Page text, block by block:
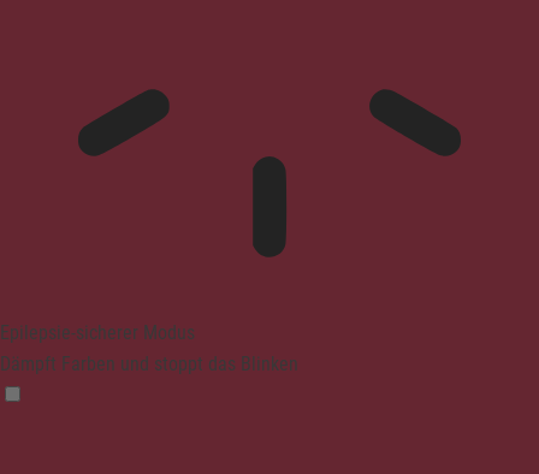
Epilepsie-sicherer Modus
Dämpft Farben und stoppt das Blinken